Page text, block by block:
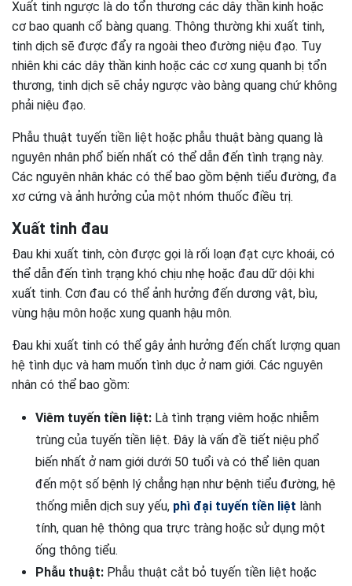
Xuất tinh ngược là do tổn thương các dây thần kinh hoặc
cơ bao quanh cổ bàng quang. Thông thường khi xuất tinh,
tinh dịch sẽ được đẩy ra ngoài theo đường niệu đạo. Tuy
nhiên khi các dây thần kinh hoặc các cơ xung quanh bị tổn
thương, tinh dịch sẽ chảy ngược vào bàng quang chứ không
phải niệu đạo.
Phẫu thuật tuyến tiền liệt hoặc phẫu thuật bàng quang là
nguyên nhân phổ biến nhất có thể dẫn đến tình trạng này.
Các nguyên nhân khác có thể bao gồm bệnh tiểu đường, đa
xơ cứng và ảnh hưởng của một nhóm thuốc điều trị.
Xuất tinh đau
Đau khi xuất tinh, còn được gọi là rối loạn đạt cực khoái, có
thể dẫn đến tình trạng khó chịu nhẹ hoặc đau dữ dội khi
xuất tinh. Cơn đau có thể ảnh hưởng đến dương vật, bìu,
vùng hậu môn hoặc xung quanh hậu môn.
Đau khi xuất tinh có thể gây ảnh hưởng đến chất lượng quan
hệ tình dục và ham muốn tình dục ở nam giới. Các nguyên
nhân có thể bao gồm:
Viêm tuyến tiền liệt: Là tình trạng viêm hoặc nhiễm
trùng của tuyến tiền liệt. Đây là vấn đề tiết niệu phổ
biến nhất ở nam giới dưới 50 tuổi và có thể liên quan
đến một số bệnh lý chẳng hạn như bệnh tiểu đường, hệ
thống miễn dịch suy yếu, phì đại tuyến tiền liệt lành
tính, quan hệ thông qua trực tràng hoặc sử dụng một
ống thông tiểu.
Phẫu thuật: Phẫu thuật cắt bỏ tuyến tiền liệt hoặc